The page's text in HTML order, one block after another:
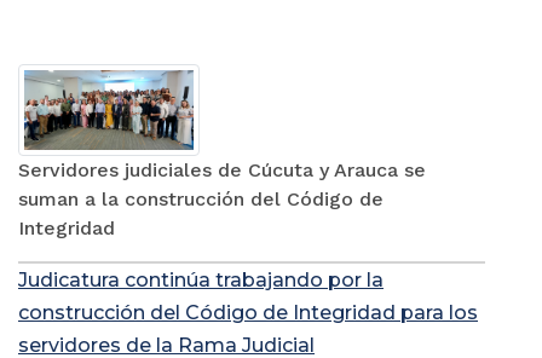
Servidores judiciales de Cúcuta y Arauca se
suman a la construcción del Código de
Integridad
Judicatura continúa trabajando por la
construcción del Código de Integridad para los
servidores de la Rama Judicial